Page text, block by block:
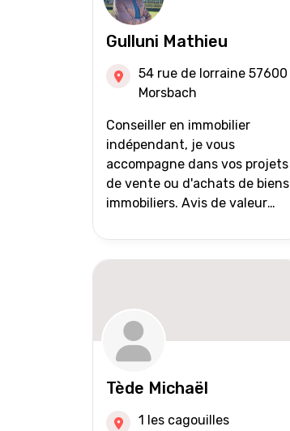
Gulluni Mathieu
54 rue de lorraine 57600
Morsbach
Conseiller en immobilier
indépendant, je vous
accompagne dans vos projets
de vente ou d'achats de biens
immobiliers. Avis de valeur
suivi personnalisés Mise en
avant du bien grâce à des
(niveau national et
international) Validation du
financement des acquéreurs
auprès de partenaires
financiers Portefeuille de
clients acquéreurs travaillé et
Tède Michaël
1 les cagouilles